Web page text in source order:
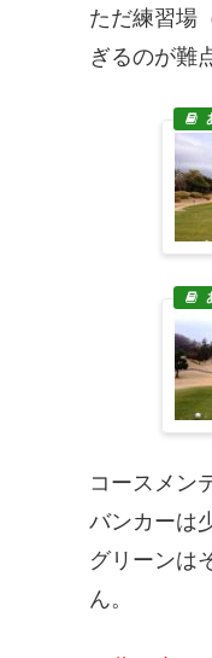
ただ練習場
ぎるのが難
コースメン
バンカーは
グリーンは
ん。